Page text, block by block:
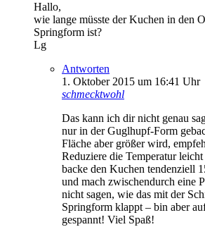
Hallo,
wie lange müsste der Kuchen in den
Springform ist?
Lg
Antworten
1. Oktober 2015 um 16:41 Uhr
schmecktwohl
Das kann ich dir nicht genau
nur in der Guglhupf-Form
Fläche aber größer wird,
Reduziere die Temperatur
backe den Kuchen tendenziell
und mach zwischendurch eine
nicht sagen, wie das mit der
Springform klappt – bin aber
gespannt! Viel Spaß!